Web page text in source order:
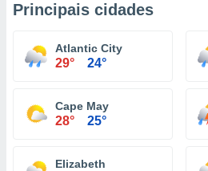
Principais cidades
Atlantic City
29° 24°
Cape May
28° 25°
Elizabeth